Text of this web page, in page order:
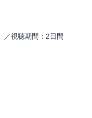
視聴期間：2日間